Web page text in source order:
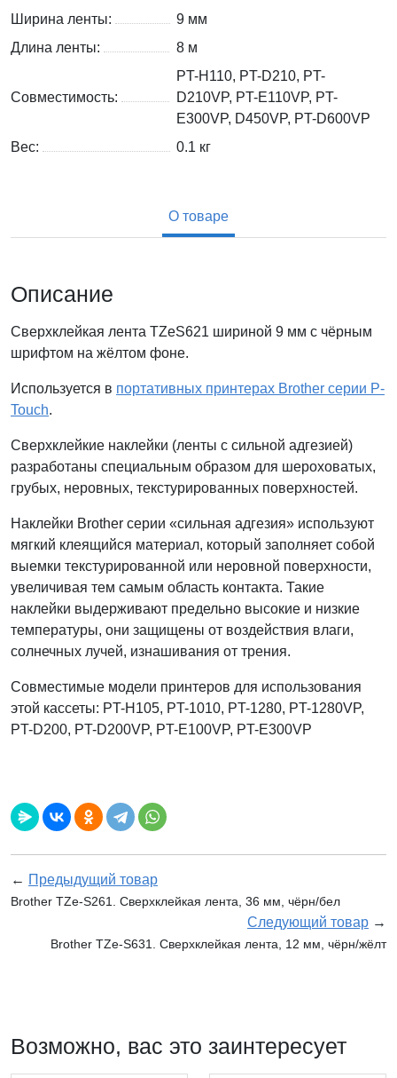
Ширина ленты:
9 мм
Длина ленты:
8 м
Совместимость:
PT-H110, PT-D210, PT-
D210VP, PT-E110VP, PT-
E300VP, D450VP, PT-D600VP
Вес:
0.1 кг
О товаре
Описание
Сверхклейкая лента TZeS621 шириной 9 мм с чёрным
шрифтом на жёлтом фоне.
Используется в портативных принтерах Brother серии P-
Touch.
Сверхклейкие наклейки (ленты с сильной адгезией)
разработаны специальным образом для шероховатых,
грубых, неровных, текстурированных поверхностей.
Наклейки Brother серии «сильная адгезия» используют
мягкий клеящийся материал, который заполняет собой
выемки текстурированной или неровной поверхности,
увеличивая тем самым область контакта. Такие
наклейки выдерживают предельно высокие и низкие
температуры, они защищены от воздействия влаги,
солнечных лучей, изнашивания от трения.
Совместимые модели принтеров для использования
этой кассеты: PT-H105, PT-1010, PT-1280, PT-1280VP,
PT-D200, PT-D200VP, PT-E100VP, PT-E300VP
← Предыдущий товар
Brother TZe-S261. Сверхклейкая лента, 36 мм, чёрн/бел
Следующий товар →
Brother TZe-S631. Сверхклейкая лента, 12 мм, чёрн/жёлт
Возможно, вас это заинтересует